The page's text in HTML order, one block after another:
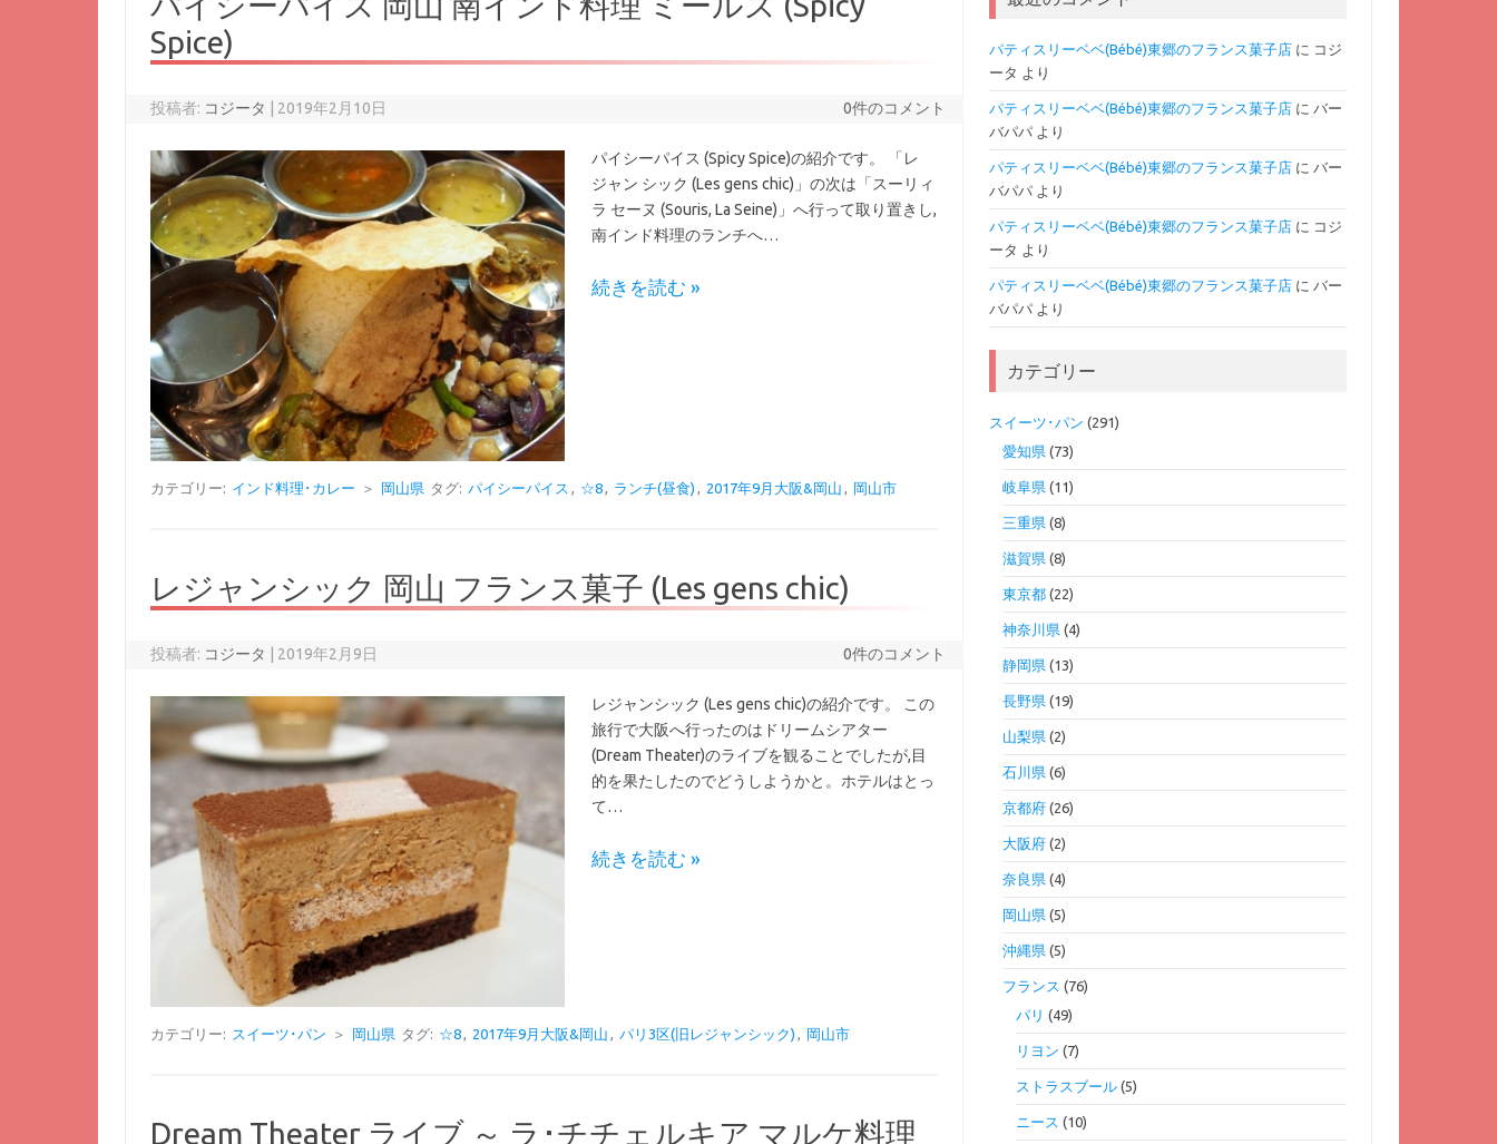
Spice)
投稿者: コジータ 2019年2月10日 0件のコメント
パイシーパイス (Spicy Spice)の紹介です。 「レ
ジャン シック (Les gens chic)」の次は「スーリィ
ラ セーヌ (Souris, La Seine)」へ行って取り置きし,
南インド料理のランチへ…
続きを読む »
カテゴリー: インド料理･カレー ＞ 岡山県 タグ: パイシーパイス , ☆8, ランチ(昼食) , 2017年9月大阪&岡山 , 岡山市
レジャンシック 岡山 フランス菓子 (Les gens chic)
投稿者: コジータ 2019年2月9日 0件のコメント
レジャンシック (Les gens chic)の紹介です。 この
旅行で大阪へ行ったのはドリームシアター
(Dream Theater)のライブを観ることでしたが,目
的を果たしたのでどうしようかと。ホテルはとっ
て…
続きを読む »
カテゴリー: スイーツ･パン ＞ 岡山県 タグ: ☆8, 2017年9月大阪&岡山 , パリ3区(旧レジャンシック) , 岡山市
Dream Theater ライブ ～ ラ･チチェルキア マルケ料理
パティスリーベベ(Bébé)東郷のフランス菓子店に コジ
ータ より
パティスリーベベ(Bébé)東郷のフランス菓子店に バー
バパパより
パティスリーベベ(Bébé)東郷のフランス菓子店に バー
バパパより
パティスリーベベ(Bébé)東郷のフランス菓子店に コジ
ータ より
パティスリーベベ(Bébé)東郷のフランス菓子店に バー
バパパより
カテゴリー
スイーツ･パン (291)
愛知県(73)
岐阜県(11)
三重県(8)
滋賀県(8)
東京都(22)
神奈川県(4)
静岡県(13)
長野県(19)
山梨県(2)
石川県(6)
京都府(26)
大阪府(2)
奈良県(4)
岡山県(5)
沖縄県(5)
フランス (76)
パリ (49)
リヨン (7)
ストラスブール(5)
ニース (10)